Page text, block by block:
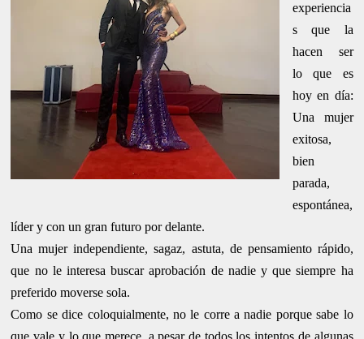
experiencia
s que la
hacen ser
lo que es
hoy en día:
Una mujer
exitosa,
bien
parada,
espontánea,
líder y con un gran futuro por delante.
Una mujer independiente, sagaz, astuta, de pensamiento rápido,
que no le interesa buscar aprobación de nadie y que siempre ha
preferido moverse sola.
Como se dice coloquialmente, no le corre a nadie porque sabe lo